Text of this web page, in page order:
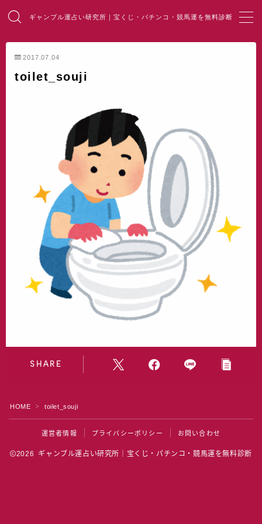
ギャンブル運占い研究所｜宝くじ・パチンコ・競馬運を無料診断
MENU
HOME
パチンコ占い
競馬・麻雀占い
開運・風水
水晶院
宝くじ雑学
2017.07.04
toilet_souji
SHARE
HOME ＞ toilet_souji
運営者情報 プライバシーポリシー お問い合わせ
2026 ギャンブル運占い研究所｜宝くじ・パチンコ・競馬運を無料診断